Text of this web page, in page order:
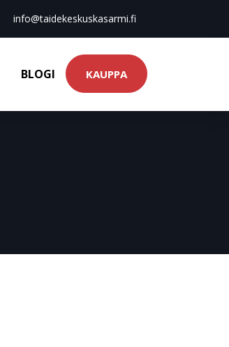
info@taidekeskuskasarmi.fi
BLOGI KAUPPA